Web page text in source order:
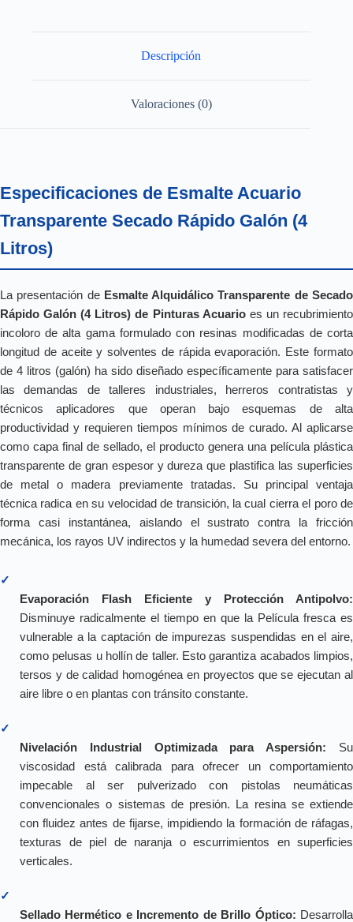
Descripción
Valoraciones (0)
Especificaciones de Esmalte Acuario
Transparente Secado Rápido Galón (4
Litros)
La presentación de Esmalte Alquidálico Transparente de Secado
Rápido Galón (4 Litros) de Pinturas Acuarioes un recubrimiento
incoloro de alta gama formulado con resinas modificadas de corta
longitud de aceite y solventes de rápida evaporación. Este formato
de 4 litros (galón) ha sido diseñado específicamente para satisfacer
las demandas de talleres industriales, herreros contratistas y
técnicos aplicadores que operan bajo esquemas de alta
productividad y requieren tiempos mínimos de curado. Al aplicarse
como capa final de sellado, el producto genera una película plástica
transparente de gran espesor y dureza que plastifica las superficies
de metal o madera previamente tratadas. Su principal ventaja
técnica radica en su velocidad de transición, la cual cierra el poro de
forma casi instantánea, aislando el sustrato contra la fricción
mecánica, los rayos UV indirectos y la humedad severa del entorno.
✓
Evaporación Flash Eficiente y Protección Antipolvo:
Disminuye radicalmente el tiempo en que la Película fresca es
vulnerable a la captación de impurezas suspendidas en el aire,
como pelusas u hollín de taller. Esto garantiza acabados limpios,
tersos y de calidad homogénea en proyectos que se ejecutan al
aire libre o en plantas con tránsito constante.
✓
Nivelación Industrial Optimizada para Aspersión: Su
viscosidad está calibrada para ofrecer un comportamiento
impecable al ser pulverizado con pistolas neumáticas
convencionales o sistemas de presión. La resina se extiende
con fluidez antes de fijarse, impidiendo la formación de ráfagas,
texturas de piel de naranja o escurrimientos en superficies
verticales.
✓
Sellado Hermético e Incremento de Brillo Óptico: Desarrolla